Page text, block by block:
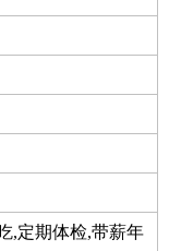
译
,定期体检,带薪年